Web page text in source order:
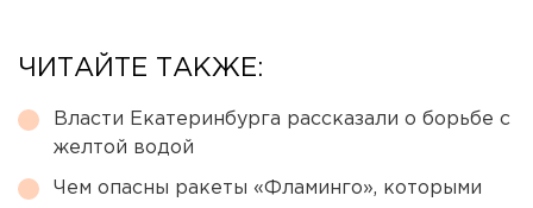
ЧИТАЙТЕ ТАКЖЕ:
Власти Екатеринбурга рассказали о борьбе с
желтой водой
Чем опасны ракеты «Фламинго», которыми